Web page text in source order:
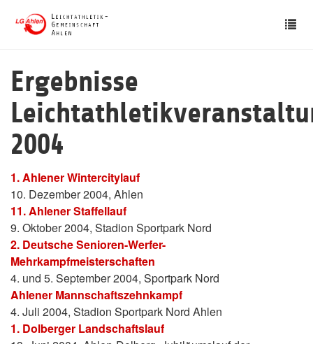
Ergebnisse
2004
1. Ahlener Wintercitylauf
10. Dezember 2004, Ahlen
11. Ahlener Staffellauf
9. Oktober 2004, Stadion Sportpark Nord
2. Deutsche Senioren-Werfer-
Mehrkampfmeisterschaften
4. und 5. September 2004, Sportpark Nord
Ahlener Mannschaftszehnkampf
4. Juli 2004, Stadion Sportpark Nord Ahlen
1. Dolberger Landschaftslauf